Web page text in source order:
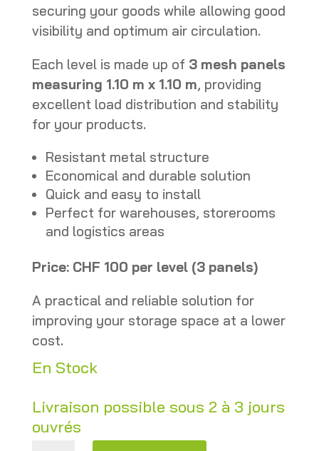
securing your goods while allowing good
visibility and optimum air circulation.
Each level is made up of 3 mesh panels
measuring 1.10 m x 1.10 m, providing
excellent load distribution and stability
for your products.
Resistant metal structure
Economical and durable solution
Quick and easy to install
Perfect for warehouses, storerooms
and logistics areas
Price: CHF 100 per level (3 panels)
A practical and reliable solution for
improving your storage space at a lower
cost.
En Stock
Livraison possible sous 2 à 3 jours
ouvrés